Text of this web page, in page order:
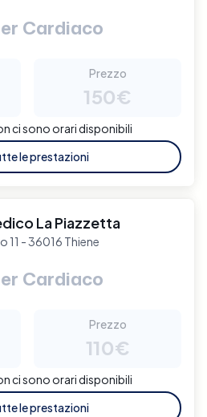
Cardiaco
Prezzo
150€
ci sono orari disponibili
le prestazioni
La Piazzetta
11 - 36016 Thiene
Cardiaco
Prezzo
110€
ci sono orari disponibili
le prestazioni